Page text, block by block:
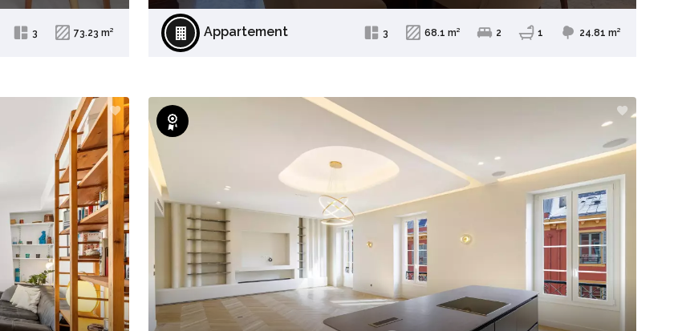
3 73.23 m² Appartement 3 68.1 m² 2 1 24.81 m²
Exclusivité